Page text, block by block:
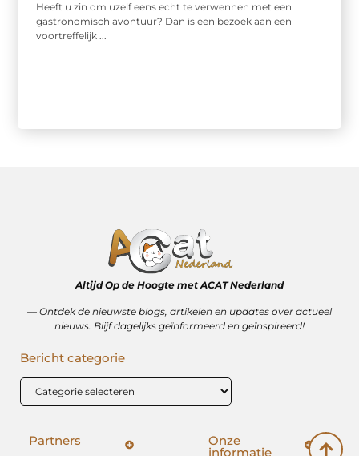
Heeft u zin om uzelf eens echt te verwennen met een
gastronomisch avontuur? Dan is een bezoek aan een
voortreffelijk ...
Altijd Op de Hoogte met ACAT Nederland
–– Ontdek de nieuwste blogs, artikelen en updates over actueel
nieuws. Blijf dagelijks geïnformeerd en geïnspireerd!
Bericht categorie
Partners Onze
informatie